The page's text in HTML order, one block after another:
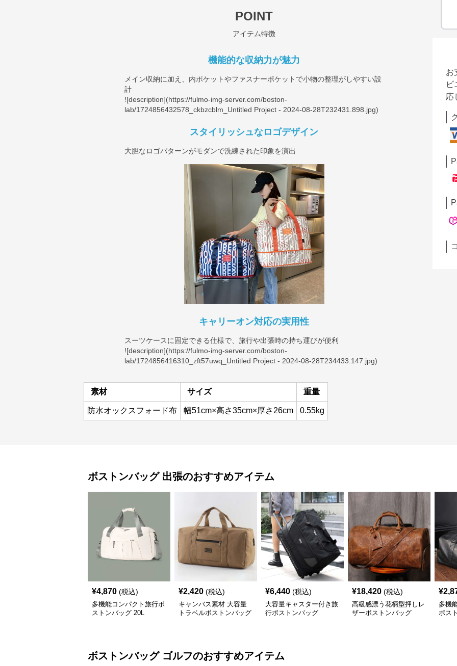
POINT
アイテム特徴
機能的な収納力が魅力
メイン収納に加え、内ポケットやファスナーポケットで小物の整理がしやすい設
計
![description](https://fulmo-img-server.com/boston-
lab/1724856432578_ckbzcblm_Untitled Project - 2024-08-28T232431.898.jpg)
スタイリッシュなロゴデザイン
大胆なロゴパターンがモダンで洗練された印象を演出
キャリーオン対応の実用性
スーツケースに固定できる仕様で、旅行や出張時の持ち運びが便利
![description](https://fulmo-img-server.com/boston-
lab/1724856416310_zft57uwq_Untitled Project - 2024-08-28T234433.147.jpg)
素材 サイズ 重量
防水オックスフォード布 幅51cm×高さ35cm×厚さ26cm 0.55kg
お
ビ
応
ボストンバッグ 出張のおすすめアイテム
¥4,870 (税込)
多機能コンパクト旅行ボ
ストンバッグ 20L
¥2,420 (税込)
キャンバス素材 大容量
トラベルボストンバッグ
¥6,440 (税込)
大容量キャスター付き旅
行ボストンバッグ
¥18,420 (税込)
高級感漂う花柄型押しレ
ザーボストンバッグ
¥
多機
ボス
ボストンバッグ ゴルフのおすすめアイテム